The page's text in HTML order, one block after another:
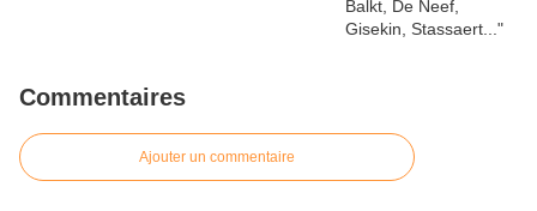
Commentaires
Ajouter un commentaire